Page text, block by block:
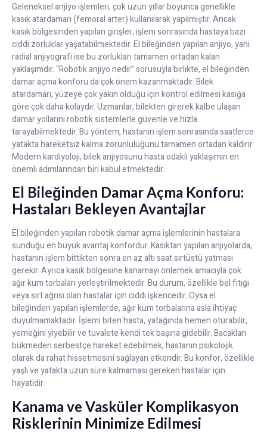
Geleneksel anjiyo işlemleri, çok uzun yıllar boyunca genellikle
kasık atardamarı (femoral arter) kullanılarak yapılmıştır. Ancak
kasık bölgesinden yapılan girişler, işlem sonrasında hastaya bazı
ciddi zorluklar yaşatabilmektedir. El bileğinden yapılan anjiyo, yani
radial anjiyografi ise bu zorlukları tamamen ortadan kalan
yaklaşımdır. “Robotik anjiyo nedir” sorusuyla birlikte, el bileğinden
damar açma konforu da çok önem kazanmaktadır. Bilek
atardamarı, yüzeye çok yakın olduğu için kontrol edilmesi kasığa
göre çok daha kolaydır. Uzmanlar, bilekten girerek kalbe ulaşan
damar yollarını robotik sistemlerle güvenle ve hızla
tarayabilmektedir. Bu yöntem, hastanın işlem sonrasında saatlerce
yatakta hareketsiz kalma zorunluluğunu tamamen ortadan kaldırır.
Modern kardiyoloji, bilek anjiyosunu hasta odaklı yaklaşımın en
önemli adımlarından biri kabul etmektedir.
El Bileğinden Damar Açma Konforu:
Hastaları Bekleyen Avantajlar
El bileğinden yapılan robotik damar açma işlemlerinin hastalara
sunduğu en büyük avantaj konfordur. Kasıktan yapılan anjiyolarda,
hastanın işlem bittikten sonra en az altı saat sırtüstü yatması
gerekir. Ayrıca kasık bölgesine kanamayı önlemek amacıyla çok
ağır kum torbaları yerleştirilmektedir. Bu durum, özellikle bel fıtığı
veya sırt ağrısı olan hastalar için ciddi işkencedir. Oysa el
bileğinden yapılan işlemlerde, ağır kum torbalarına asla ihtiyaç
duyulmamaktadır. İşlemi biten hasta, yatağında hemen oturabilir,
yemeğini yiyebilir ve tuvalete kendi tek başına gidebilir. Bacakları
bükmeden serbestçe hareket edebilmek, hastanın psikolojik
olarak da rahat hissetmesini sağlayan etkendir. Bu konfor, özellikle
yaşlı ve yatakta uzun süre kalmaması gereken hastalar için
hayatidir.
Kanama ve Vasküler Komplikasyon
Risklerinin Minimize Edilmesi